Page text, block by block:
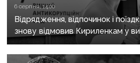
6 серпня, 14:00
Відрядження, відпочинок і
знову відмовив Кириленкам у